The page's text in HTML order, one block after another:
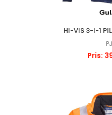
HI-VIS 3-I-1
Pris: